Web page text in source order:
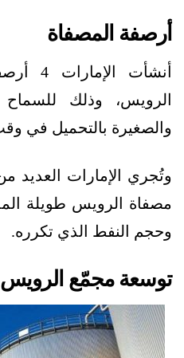
أرصفة المصفاة
أنشأت
الرويس، وذلك
والصغيرة بالتحميل في
وتُجري الإمارات
مصفاة الرويس طويلة
وحجم النفط الذي تكرره.
توسعة مجمّع الرويس